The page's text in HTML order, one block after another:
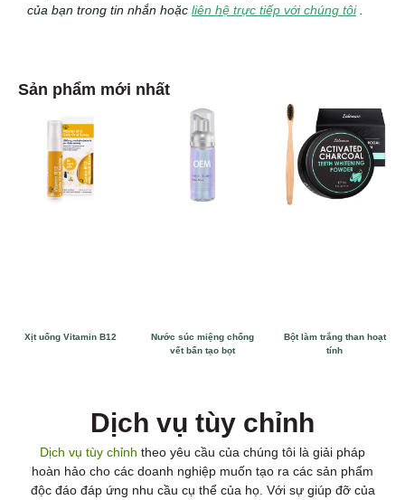
của bạn trong tin nhắn hoặc liên hệ trực tiếp với chúng tôi.
Sản phẩm mới nhất
Xịt uống Vitamin B12
Nước súc miệng chống
vết bẩn tạo bọt
Bột làm trắng than hoạt
tính
Dịch vụ tùy chỉnh
Dịch vụ tùy chỉnh theo yêu cầu của chúng tôi là giải pháp
hoàn hảo cho các doanh nghiệp muốn tạo ra các sản phẩm
độc đáo đáp ứng nhu cầu cụ thể của họ. Với sự giúp đỡ của